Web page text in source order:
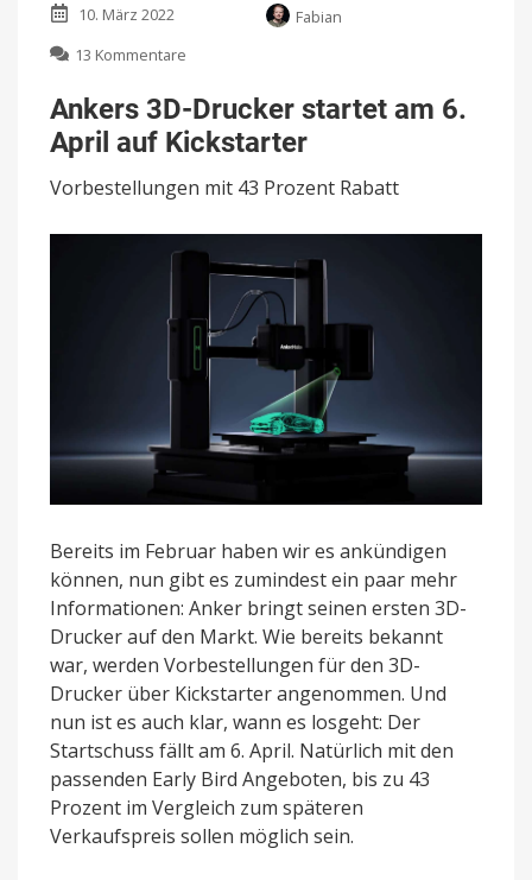
10. März 2022
Fabian
13 Kommentare
3D-
Drucker
startet
6.
auf
Kickstarter
Ankers 3D-Drucker startet am 6.
April auf Kickstarter
Vorbestellungen mit 43 Prozent Rabatt
Bereits im Februar haben wir es ankündigen
können, nun gibt es zumindest ein paar mehr
Informationen: Anker bringt seinen ersten 3D-
Drucker auf den Markt. Wie bereits bekannt
war, werden Vorbestellungen für den 3D-
Drucker über Kickstarter angenommen. Und
nun ist es auch klar, wann es losgeht: Der
Startschuss fällt am 6. April. Natürlich mit den
passenden Early Bird Angeboten, bis zu 43
Prozent im Vergleich zum späteren
Verkaufspreis sollen möglich sein.